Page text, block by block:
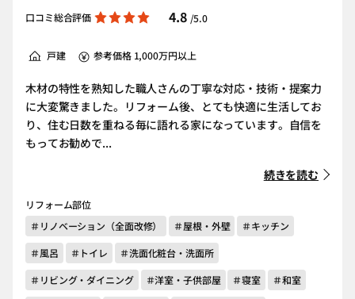
口コミ総合評価 4.8 /5.0
戸建 参考価格 1,000万円以上
木材の特性を熟知した職人さんの丁寧な対応・技術・提案力
に大変驚きました。リフォーム後、とても快適に生活してお
り、住む日数を重ねる毎に語れる家になっています。自信を
もってお勧めで...
続きを読む
リフォーム部位
＃リノベーション（全面改修）
＃屋根・外壁
＃キッチン
＃風呂
＃トイレ
＃洗面化粧台・洗面所
＃リビング・ダイニング
＃洋室・子供部屋 ＃寝室
＃和室